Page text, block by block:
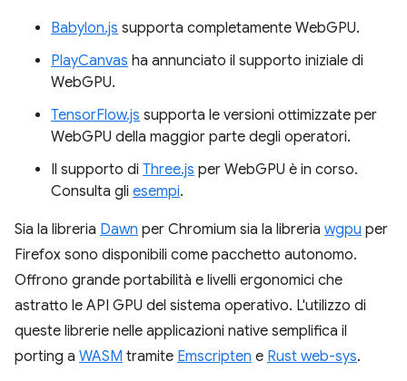
Babylon.js supporta completamente WebGPU.
PlayCanvas ha annunciato il supporto iniziale di
WebGPU.
TensorFlow.js supporta le versioni ottimizzate per
WebGPU della maggior parte degli operatori.
Il supporto di Three.js per WebGPU è in corso.
Consulta gli esempi.
Sia la libreria Dawn per Chromium sia la libreria wgpu per
Firefox sono disponibili come pacchetto autonomo.
Offrono grande portabilità e livelli ergonomici che
astratto le API GPU del sistema operativo. L'utilizzo di
queste librerie nelle applicazioni native semplifica il
porting a WASM tramite Emscripten e Rust web-sys.